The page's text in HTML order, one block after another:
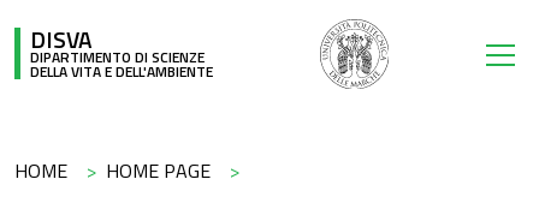
DISVA
DIPARTIMENTO DI SCIENZE
DELLA VITA E DELL'AMBIENTE
Briciole di pane
HOME HOME PAGE